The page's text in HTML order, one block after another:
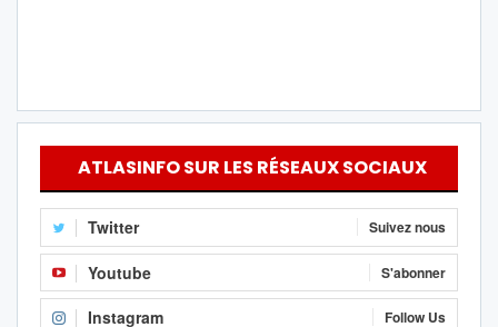
ATLASINFO SUR LES RÉSEAUX SOCIAUX
Twitter Suivez nous
Youtube S'abonner
Instagram Follow Us